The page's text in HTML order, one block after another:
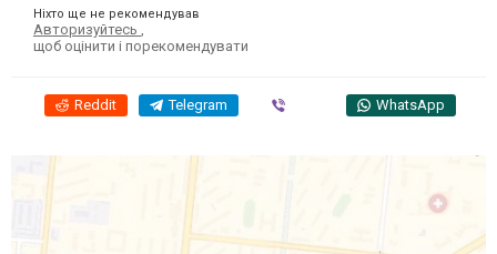
Ніхто ще не рекомендував
Авторизуйтесь
щоб оцінити і порекомендувати
Reddit Telegram WhatsApp